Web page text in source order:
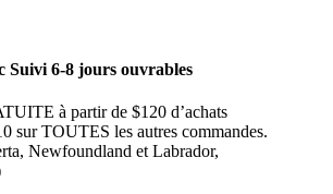
Suivi 6-8 jours ouvrables
à partir de $120 d’achats
sur TOUTES les autres commandes.
Newfoundland et Labrador,